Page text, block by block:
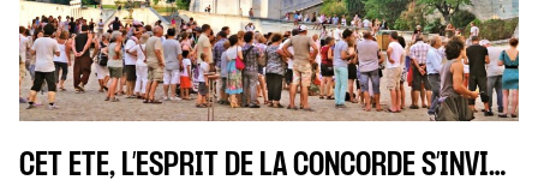
CET ÉTÉ, L’ESPRIT DE LA CONCORDE S’INVITE À AVIGNON